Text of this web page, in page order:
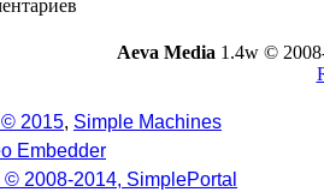
Aeva Media 1.4w ©
2015, Simple Machines
Embedder
2008-2014, SimplePortal